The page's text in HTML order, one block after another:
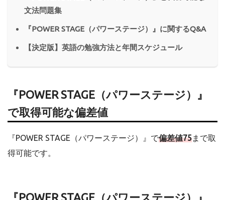
文法問題集
『POWER STAGE（パワーステージ）』に関するQ&A
【決定版】英語の勉強方法と年間スケジュール
『POWER STAGE（パワーステージ）』
で取得可能な偏差値
『POWER STAGE（パワーステージ）』で偏差値75まで取
得可能です。
『POWER STAGE（パワーステージ）』